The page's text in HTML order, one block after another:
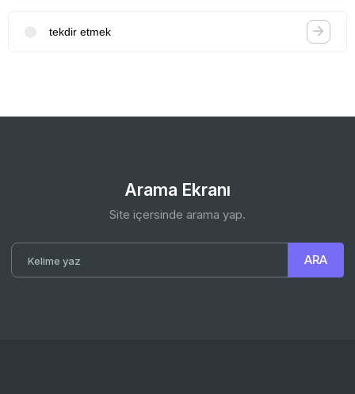
tekdir etmek
Arama Ekranı
Site içersinde arama yap.